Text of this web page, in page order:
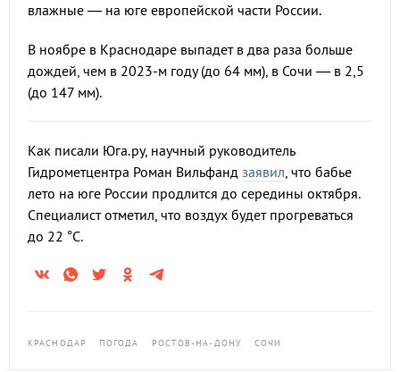
влажные — на юге европейской части России.
В ноябре в Краснодаре выпадет в два раза больше
дождей, чем в 2023-м году (до 64 мм), в Сочи — в 2,5
(до 147 мм).
Как писали Юга.ру, научный руководитель
Гидрометцентра Роман Вильфанд заявил, что бабье
лето на юге России продлится до середины октября.
Специалист отметил, что воздух будет прогреваться
до 22 °С.
КРАСНОДАР ПОГОДА РОСТОВ-НА-ДОНУ СОЧИ